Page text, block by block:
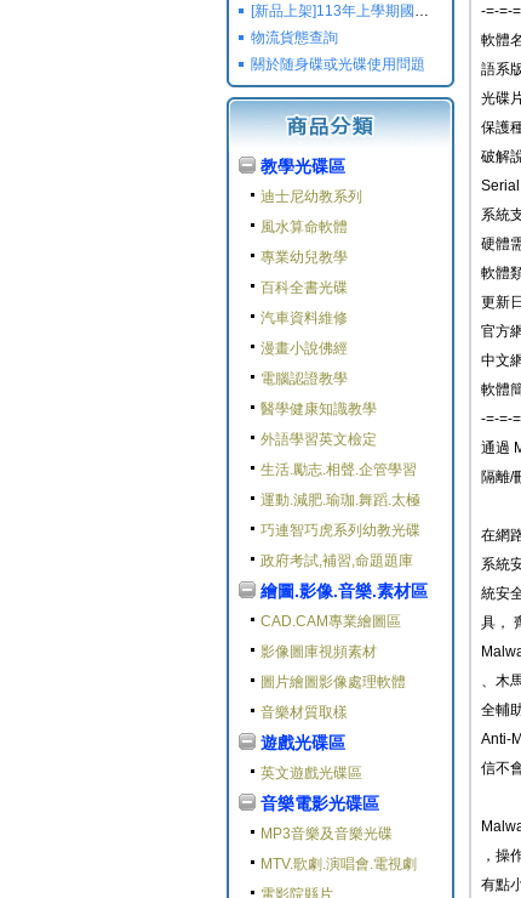
[新品上架]113年上學期國小國中高中命題光碟,校用卷,習作
物流貨態查詢
關於随身碟或光碟使用問題
教學光碟區
迪士尼幼教系列
風水算命軟體
專業幼兒教學
百科全書光碟
汽車資料維修
漫畫小說佛經
電腦認證教學
醫學健康知識教學
外語學習英文檢定
生活.勵志.相聲.企管學習
運動.減肥.瑜珈.舞蹈.太極
巧連智巧虎系列幼教光碟
政府考試,補習,命題題庫
繪圖.影像.音樂.素材區
CAD.CAM專業繪圖區
影像圖庫視頻素材
圖片繪圖影像處理軟體
音樂材質取樣
遊戲光碟區
英文遊戲光碟區
音樂電影光碟區
MP3音樂及音樂光碟
MTV.歌劇.演唱會.電視劇
電影院縣片
-=-=-
軟體
語系
光碟
保護
破解
系統
硬體
軟體
更新
官方
中文
軟體
-=-=-
通過
隔離/
在網
系統
統安
具，
、木
全輔
Anti-
信不
，操
有點